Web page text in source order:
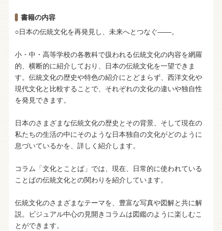
書籍の内容
○日本の伝統文化を再発見し、未来へとつなぐ――。
小・中・高等学校の各教科で扱われる伝統文化の内容を網羅
的、横断的に紹介しており、日本の伝統文化を一望できま
す。伝統文化の歴史や特色の紹介にとどまらず、西洋文化や
現代文化と比較することで、それぞれの文化の違いや独自性
を発見できます。
日本のさまざまな伝統文化の歴史とその背景、そして現在の
私たちの生活の中にそのような日本独自の文化がどのように
息づいているかを、詳しく紹介します。
コラム「文化とことば」では、現在、日常的に使われている
ことばの伝統文化との関わりを紹介しています。
伝統文化のさまざまなテーマを、豊富な写真や図解と共に解
説。ビジュアル中心の見開きコラムは図鑑のように楽しむこ
とができます。